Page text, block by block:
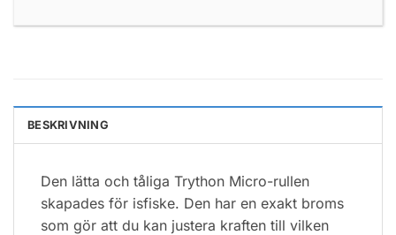
BESKRIVNING
Den lätta och tåliga Trython Micro-rullen
skapades för isfiske. Den har en exakt broms
som gör att du kan justera kraften till vilken